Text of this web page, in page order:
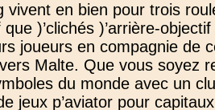
vivent en bien pour trois
)’clichés )’arrière-
joueurs en compagnie de
Malte. Que vous soyez
du monde avec un
jeux p’aviator pour